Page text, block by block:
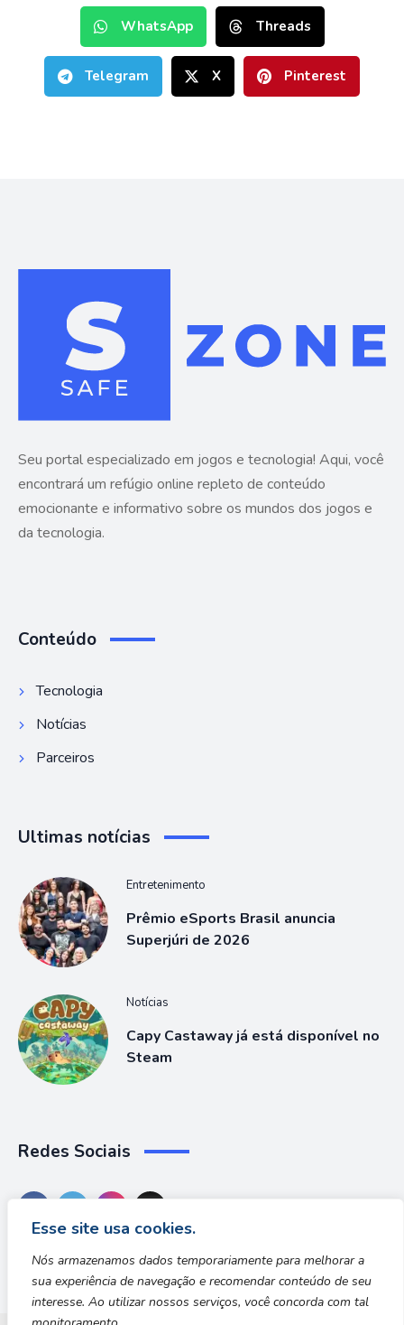
Esse site usa cookies.
Nós armazenamos dados temporariamente para melhorar a
sua experiência de navegação e recomendar conteúdo de seu
interesse. Ao utilizar nossos serviços, você concorda com tal
WhatsApp Threads
Telegram X Pinterest
Seu portal especializado em jogos e tecnologia! Aqui, você
encontrará um refúgio online repleto de conteúdo
emocionante e informativo sobre os mundos dos jogos e
da tecnologia.
Conteúdo
Tecnologia
Notícias
Parceiros
Ultimas notícias
Entretenimento
Prêmio eSports Brasil anuncia
Superjúri de 2026
Notícias
Capy Castaway já está disponível no
Steam
Redes Sociais